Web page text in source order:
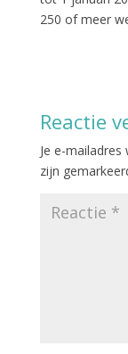
250 of meer
Reactie
Je e-
zijn